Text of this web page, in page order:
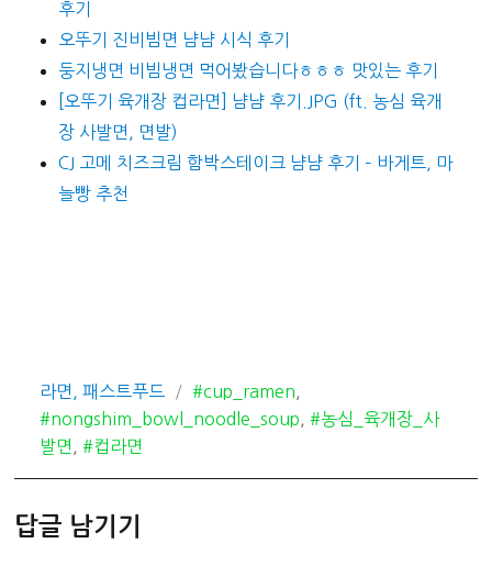
후기
오뚜기 진비빔면 냠냠 시식 후기
둥지냉면 비빔냉면 먹어봤습니다ㅎㅎㅎ 맛있는 후기
[오뚜기 육개장 컵라면] 냠냠 후기.JPG (ft. 농심 육개
장 사발면, 면발)
CJ 고메 치즈크림 함박스테이크 냠냠 후기 – 바게트, 마
늘빵 추천
카
테
고
라면, 패스트푸드
태
그
#cup_ramen,
#nongshim_bowl_noodle_soup,#농심_육개장_사
발면 ,#컵라면
답글 남기기